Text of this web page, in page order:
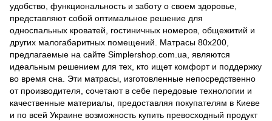
удобство, функциональность и заботу о своем здоровье,
представляют собой оптимальное решение для
односпальных кроватей, гостиничных номеров, общежитий и
других малогабаритных помещений. Матрасы 80х200,
предлагаемые на сайте Simplershop.com.ua, являются
идеальным решением для тех, кто ищет комфорт и поддержку
во время сна. Эти матрасы, изготовленные непосредственно
от производителя, сочетают в себе передовые технологии и
качественные материалы, предоставляя покупателям в Киеве
и по всей Украине возможность купить превосходный продукт